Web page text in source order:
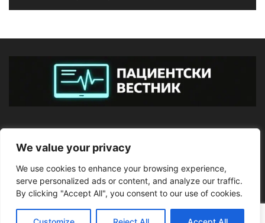
We value your privacy
We use cookies to enhance your browsing experience,
serve personalized ads or content, and analyze our traffic.
By clicking "Accept All", you consent to our use of cookies.
ПОСЛЕДВАЙТЕ НИ